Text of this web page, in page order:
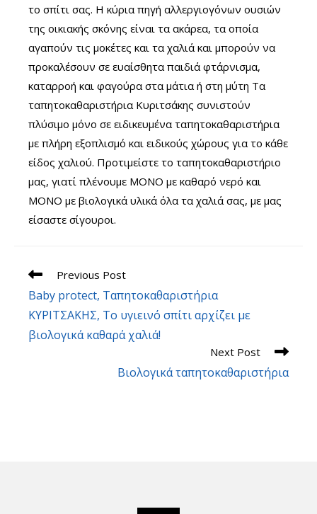
το σπίτι σας. Η κύρια πηγή αλλεργιογόνων ουσιών
της οικιακής σκόνης είναι τα ακάρεα, τα οποία
αγαπούν τις μοκέτες και τα χαλιά και μπορούν να
προκαλέσουν σε ευαίσθητα παιδιά φτάρνισμα,
καταρροή και φαγούρα στα μάτια ή στη μύτη Τα
ταπητοκαθαριστήρια Κυριτσάκης συνιστούν
πλύσιμο μόνο σε ειδικευμένα ταπητοκαθαριστήρια
με πλήρη εξοπλισμό και ειδικούς χώρους για το κάθε
είδος χαλιού. Προτιμείστε το ταπητοκαθαριστήριο
μας, γιατί πλένουμε ΜΟΝΟ με καθαρό νερό και
ΜΟΝΟ με βιολογικά υλικά όλα τα χαλιά σας, με μας
είσαστε σίγουροι.
Read
articles
Previous Post
Baby protect, Ταπητοκαθαριστήρια
ΚΥΡΙΤΣΑΚΗΣ, Το υγιεινό σπίτι αρχίζει με
βιολογικά καθαρά χαλιά!
Next Post
Βιολογικά ταπητοκαθαριστήρια